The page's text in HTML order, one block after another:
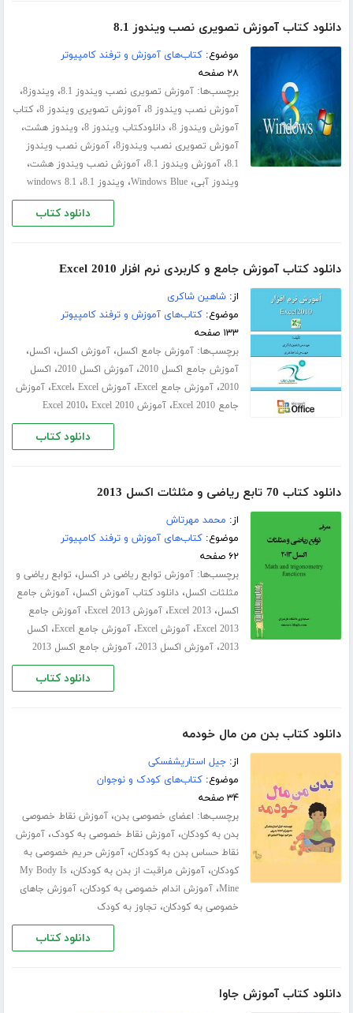
دانلود کتاب آموزش تصویری نصب ویندوز 8.1
موضوع:کتاب‌های آموزش و ترفند کامپیوتر
۲۸ صفحه
برچسب‌ها:آموزش تصویری نصب ویندوز 8.1 ، ویندوز8 ،
آموزش نصب ویندوز 8 ،آموزش تصویری ویندوز 8 ،کتاب
آموزش ویندوز 8 ،دانلودکتاب ویندوز 8 ، ویندوز هشت،
آموزش تصویری نصب ویندوز8 ،آموزش نصب ویندوز
8.1،آموزش ویندوز 8.1 ،آموزش نصب ویندوز هشت،
ویندوز آبی،Windows Blue، ویندوز 8.1 ، windows 8.1
دانلود کتاب
دانلود کتاب آموزش جامع و کاربردی نرم افزار Excel 2010
از:شاهین شاکری
موضوع:کتاب‌های آموزش و ترفند کامپیوتر
۱۳۳ صفحه
برچسب‌ها:آموزش جامع اکسل،آموزش اکسل، اکسل،
آموزش جامع اکسل 2010 ،آموزش اکسل 2010 ، اکسل
2010،آموزش جامع Excel ،آموزش Excel ، Excel ،آموزش
جامع Excel 2010
،آموزش Excel 2010 ، Excel 2010
دانلود کتاب
دانلود کتاب 70 تابع ریاضی و مثلثات اکسل 2013
از: محمد مهرتاش
موضوع:کتاب‌های آموزش و ترفند کامپیوتر
۶۲ صفحه
برچسب‌ها:آموزش توابع ریاضی در اکسل، توابع ریاضی و
مثلثات اکسل،دانلود کتاب آموزش اکسل،آموزش جامع
اکسل،Excel 2013،آموزش Excel 2013 ،آموزش جامع
Excel 2013،آموزش Excel ،آموزش جامع Excel ، اکسل
2013،آموزش اکسل 2013 ،آموزش جامع اکسل 2013
دانلود کتاب
دانلود کتاب بدن من مال خودمه
از:جیل استاریشفسکی
موضوع:کتاب‌های کودک و نوجوان
۳۴ صفحه
برچسب‌ها: اعضای خصوصی بدن،آموزش نقاط خصوصی
بدن به کودکان،آموزش نقاط خصوصی به کودک،آموزش
نقاط حساس بدن به کودکان،آموزش حریم خصوصی به
کودکان،آموزش مراقبت از بدن به کودکان،My Body Is
Mine،آموزش اندام خصوصی به کودکان،آموزش جاهای
خصوصی به کودکان، تجاوز به کودک
دانلود کتاب
دانلود کتاب آموزش جاوا